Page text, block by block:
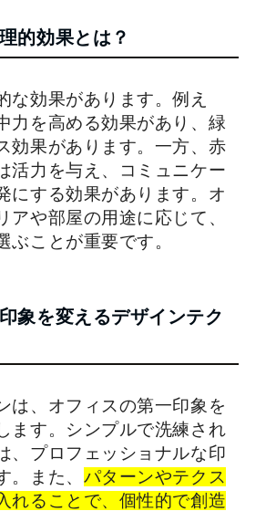
的効果とは？
な効果があります。例え
力を高める効果があり、緑
効果があります。一方、赤
活力を与え、コミュニケー
にする効果があります。オ
アや部屋の用途に応じて、
ぶことが重要です。
象を変えるデザインテク
は、オフィスの第一印象を
ます。シンプルで洗練され
、プロフェッショナルな印
。また、 パターンやテクス
れることで、個性的で創造